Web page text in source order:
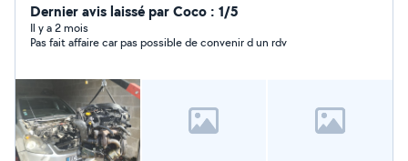
Dernier avis laissé par Coco : 1/5
Il y a 2 mois
Pas fait affaire car pas possible de convenir d un rdv